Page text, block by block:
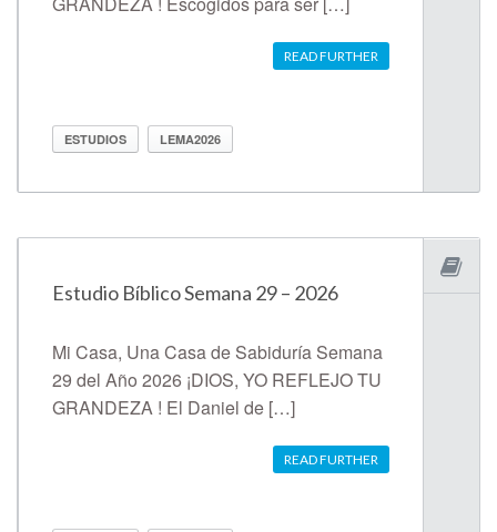
READ FURTHER
ESTUDIOS LEMA2026
Estudio Bíblico Semana 29 – 2026
Mi Casa, Una Casa de Sabiduría Semana
29 del Año 2026 ¡DIOS, YO REFLEJO TU
GRANDEZA ! El Daniel de […]
READ FURTHER